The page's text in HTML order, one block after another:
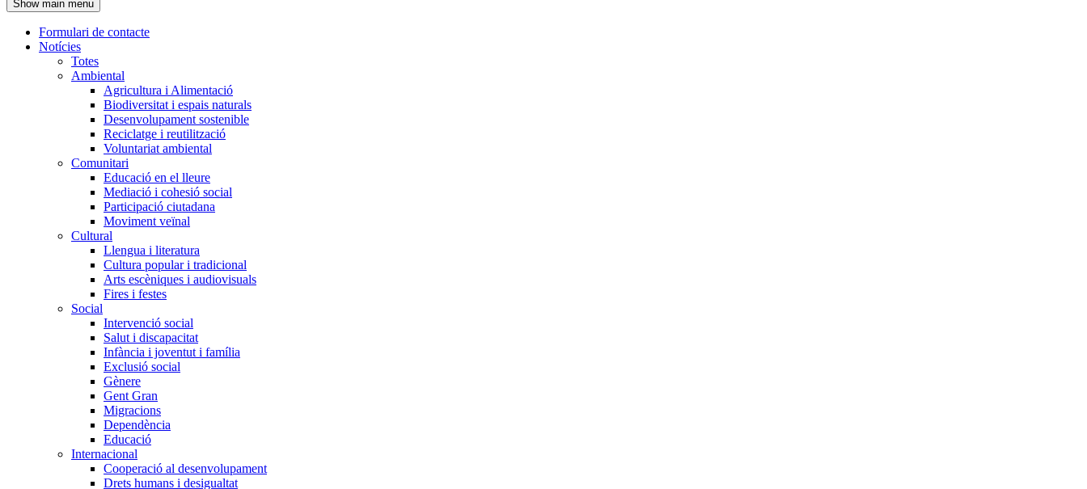
l'encapçalament
Show main menu
Navegació
principal
Formulari de contacte
Notícies
Totes
Ambiental
Agricultura i Alimentació
Biodiversitat i espais naturals
Desenvolupament sostenible
Reciclatge i reutilització
Voluntariat ambiental
Comunitari
Educació en el lleure
Mediació i cohesió social
Participació ciutadana
Moviment veïnal
Cultural
Llengua i literatura
Cultura popular i tradicional
Arts escèniques i audiovisuals
Fires i festes
Social
Intervenció social
Salut i discapacitat
Infància i joventut i família
Exclusió social
Gènere
Gent Gran
Migracions
Dependència
Educació
Internacional
Cooperació al desenvolupament
Drets humans i desigualtat